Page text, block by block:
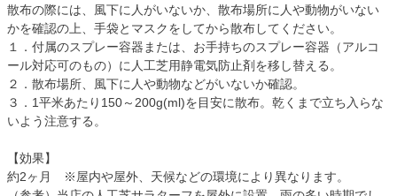
散布の際には、風下に人がいないか、散布場所に人や動物がいない
かを確認の上、手袋とマスクをしてから散布してください。
１．付属のスプレー容器または、お手持ちのスプレー容器（アルコ
ール対応可のもの）に人工芝用静電気防止剤を移し替える。
２．散布場所、風下に人や動物などがいないか確認。
３．1平米あたり150～200g(ml)を目安に散布。乾くまで立ち入らな
いよう注意する。
【効果】
約2ヶ月 ※屋内や屋外、天候などの環境により異なります。